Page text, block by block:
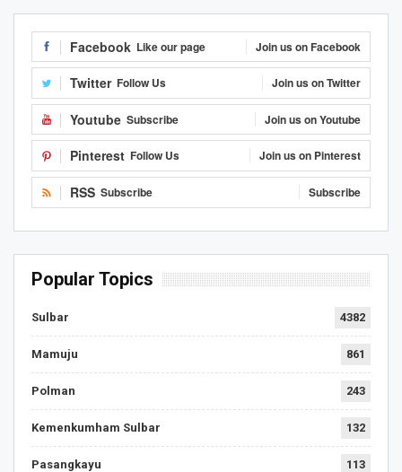
Facebook Like our page Join us on Facebook
Twitter Follow Us Join us on Twitter
Youtube Subscribe Join us on Youtube
Pinterest Follow Us Join us on Pinterest
RSS Subscribe Subscribe
Popular Topics
Sulbar 4382
Mamuju 861
Polman 243
Kemenkumham Sulbar 132
Pasangkayu 113